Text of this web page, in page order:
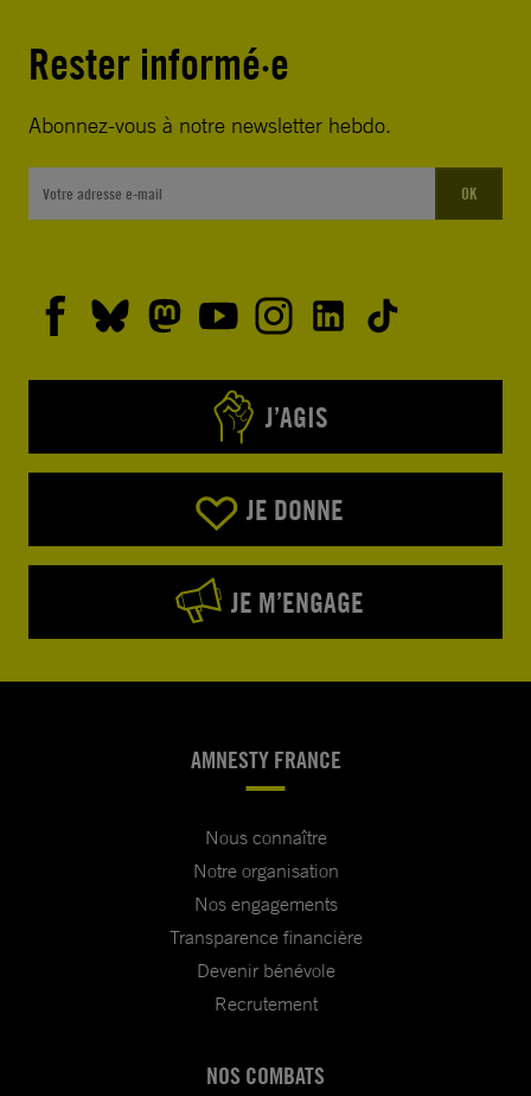
Rester informé·e
Abonnez-vous à notre newsletter hebdo.
OK
J’AGIS
JE DONNE
JE M’ENGAGE
AMNESTY FRANCE
Nous connaître
Notre organisation
Nos engagements
Transparence financière
Devenir bénévole
Recrutement
NOS COMBATS